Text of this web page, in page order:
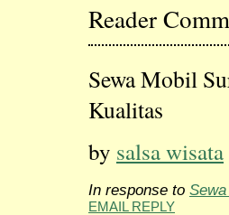
Reader
Sewa Mobil
Kualitas
by salsa wisata
In response to
EMAIL REPLY